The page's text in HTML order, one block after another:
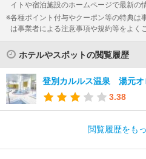
イトや宿泊施設のホームページで最新の
各種ポイント付与やクーポン等の特典は
は事業者による注意事項や規約等をよく
ホテルやスポットの閲覧履歴
登別カルルス温泉 湯元オ
3.38
閲覧履歴をも